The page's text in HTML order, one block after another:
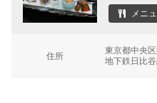
メニ
住所
東京都中央
地下鉄日比